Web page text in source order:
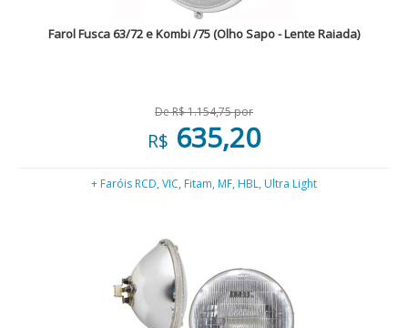
Farol Fusca 63/72 e Kombi /75 (Olho Sapo - Lente Raiada)
De R$ 1.154,75 por
R$ 635,20
+ Faróis RCD, VIC, Fitam, MF, HBL, Ultra Light